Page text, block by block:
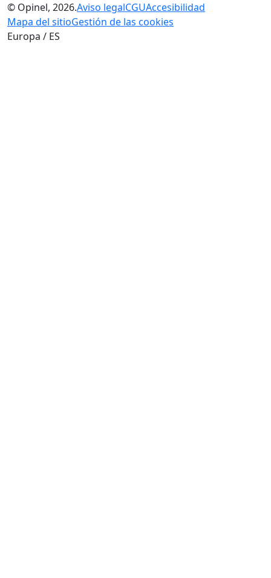
© Opinel, 2026.Aviso legalCGUAccesibilidad
Mapa del sitioGestión de las cookies
Europa / ES